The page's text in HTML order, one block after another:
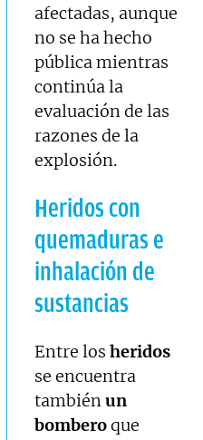
afectadas, aunque
no se ha hecho
pública mientras
continúa la
evaluación de las
razones de la
explosión.
Heridos con
quemaduras e
inhalación de
sustancias
Entre los heridos
se encuentra
tambiénun
bomberoque